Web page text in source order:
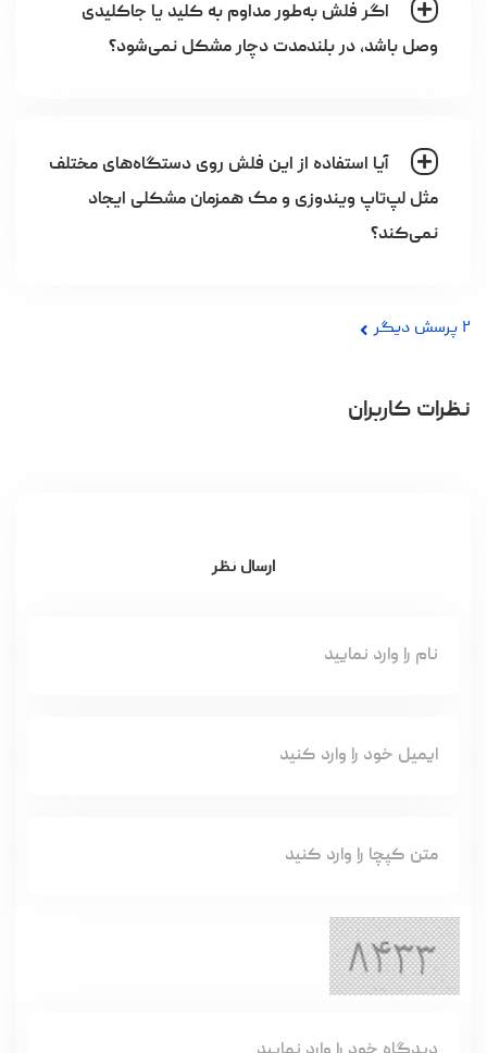
اگر فلش به‌طور مداوم به کلید یا جاکلیدی
وصل باشد، در بلندمدت دچار مشکل نمی‌شود؟
آیا استفاده از این فلش روی دستگاه‌های مختلف
مثل لپ‌تاپ ویندوزی و مک همزمان مشکلی ایجاد
نمی‌کند؟
۲ پرسش دیگر
نظرات کاربران
ارسال نظر